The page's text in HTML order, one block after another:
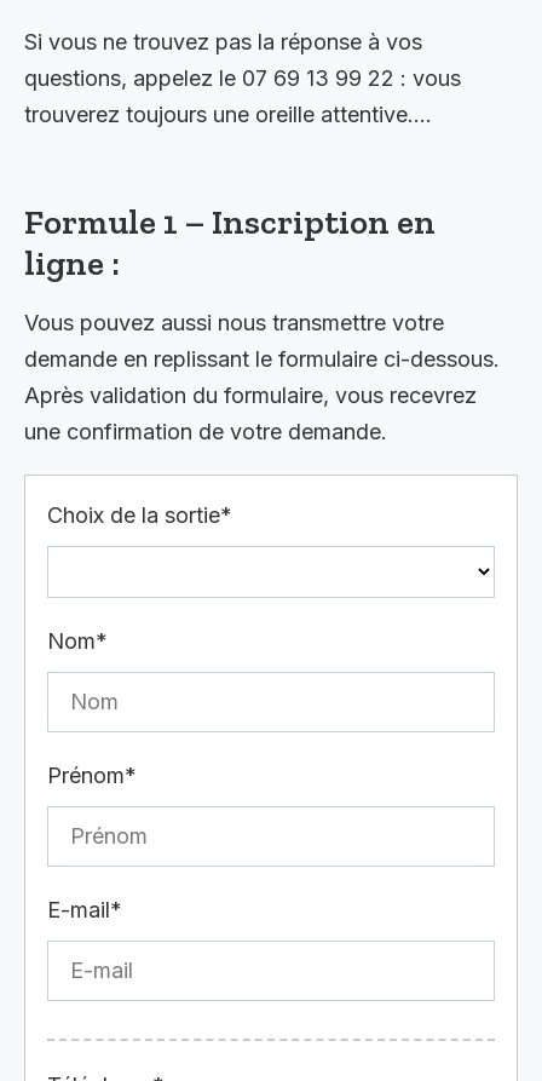
Si vous ne trouvez pas la réponse à vos
questions, appelez le 07 69 13 99 22 : vous
trouverez toujours une oreille attentive….
Formule 1 – Inscription en
ligne :
Vous pouvez aussi nous transmettre votre
demande en replissant le formulaire ci-dessous.
Après validation du formulaire, vous recevrez
une confirmation de votre demande.
Choix de la sortie*
Nom*
Prénom*
E-mail*